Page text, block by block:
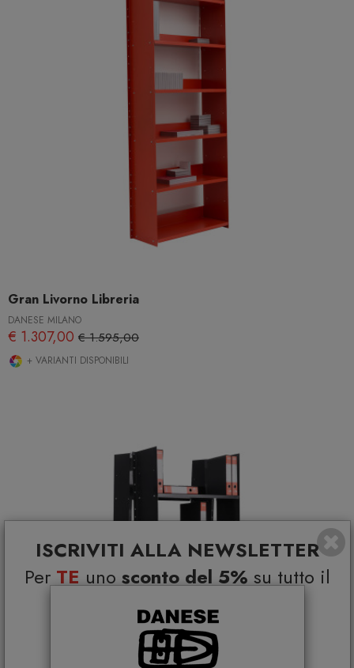
ISCRIVITI ALLA NEWSLETTER
Per TE uno sconto del 5% su tutto il
catalogo e
Coupon esclusivi su brand
selezionati*
Gran Livorno Libreria
DANESE MILANO
€ 1.307,00 € 1.595,00
+ VARIANTI DISPONIBILI